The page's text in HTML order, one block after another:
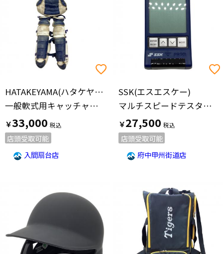
HATAKEYAMA(ハタケヤマ)
一般軟式用キャッチャー防具
￥33,000
店頭受取可能
入間扇台店
SSK(エスエスケー)
マルチスピードテスターⅣ
￥27,500
店頭受取可能
府中甲州街道店